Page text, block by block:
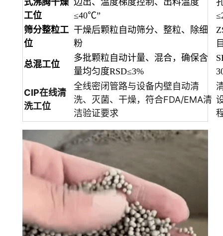
式沸腾干燥
工位
边出、温度梯度控制、出料温度
≤40℃”
筛分整粒工
位
干燥后颗粒自动筛分、整粒、除细
粉
总混工位
多批颗粒自动计量、混合，确保含
量均匀度RSD≤3%
CIP在线清
洗工位
全线密闭管路与设备内壁自动清
洗、灭菌、干燥，符合FDA/EMA清
洁验证要求